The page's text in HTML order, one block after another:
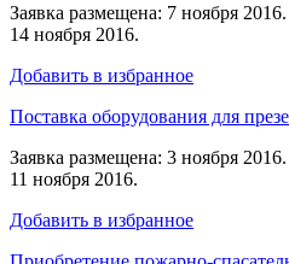
Заявка размещена: 7 ноября
14 ноября 2016.
Добавить в избранное
Поставка оборудования для
Заявка размещена: 3 ноября
11 ноября 2016.
Добавить в избранное